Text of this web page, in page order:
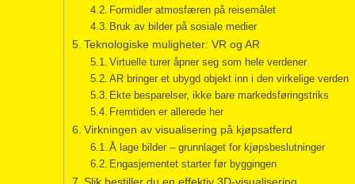
Formidler atmosfæren på reisemålet
Bruk av bilder på sosiale medier
Teknologiske muligheter: VR og AR
Virtuelle turer åpner seg som hele verdener
AR bringer et ubygd objekt inn i den virkelige verden
Ekte besparelser, ikke bare markedsføringstriks
Fremtiden er allerede her
Virkningen av visualisering på kjøpsatferd
Å lage bilder – grunnlaget for kjøpsbeslutninger
Engasjementet starter før byggingen
Slik bestiller du en effektiv 3D-visualisering